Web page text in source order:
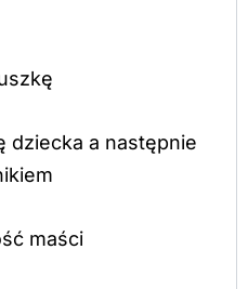
dziecka a następnie
maści